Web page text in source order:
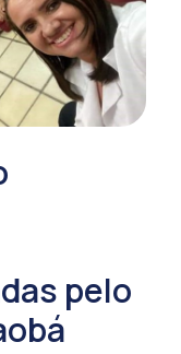
pelo